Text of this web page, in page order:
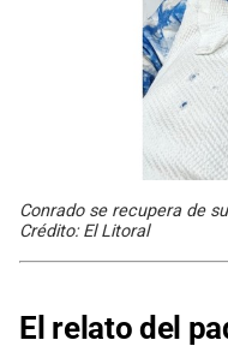
Conrado se recupera de
Crédito: El Litoral
El relato del